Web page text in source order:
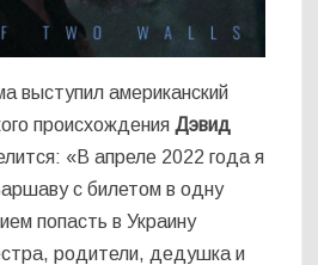
выступил американский
происхожденияДэвид
«В апреле 2022 года я
с билетом в одну
попасть в Украину
родители, дедушка и